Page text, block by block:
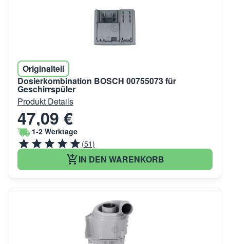
Originalteil
Dosierkombination BOSCH 00755073 für
Geschirrspüler
Produkt Details
47,09 €
1-2 Werktage
(51)
IN DEN WARENKORB